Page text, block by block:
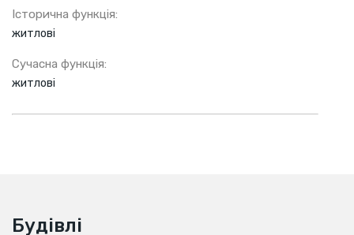
Історична функція:
житлові
Сучасна функція:
житлові
Будівлі